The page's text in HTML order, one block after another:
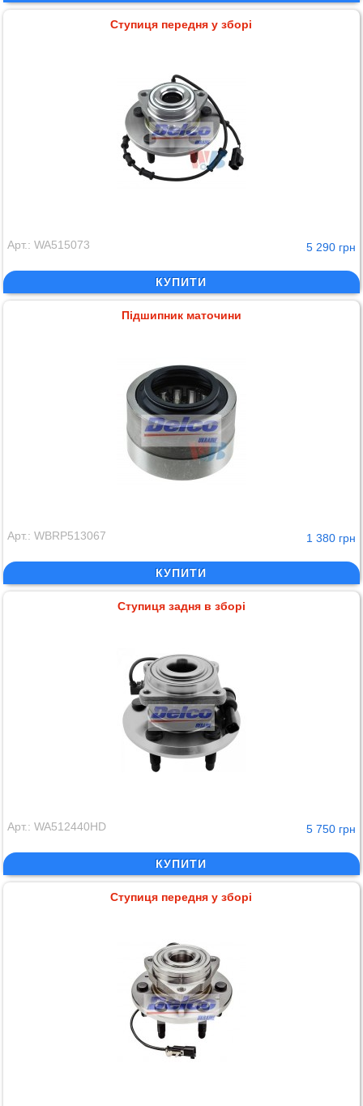
Ступиця передня у зборі
Арт.: WA515073 5 290 грн
КУПИТИ
Підшипник маточини
Арт.: WBRP513067 1 380 грн
КУПИТИ
Ступиця задня в зборі
Арт.: WA512440HD 5 750 грн
КУПИТИ
Ступиця передня у зборі